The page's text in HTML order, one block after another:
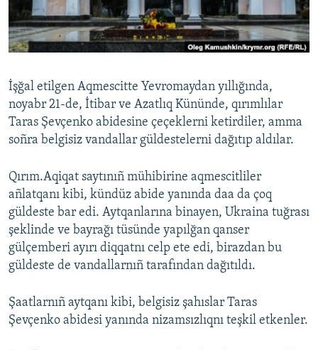
Русский
Українською
RFE/RS bütün saytları
İşğal etilgen Aqmescitte Yevromaydan yıllığında,
noyabr 21-de, İtibar ve Azatlıq Kününde, qırımlılar
Taras Şevçenko abidesine çeçeklerni ketirdiler, amma
soñra belgisiz vandallar güldestelerni dağıtıp aldılar.
Qırım.Aqiqat saytınıñ mühibirine aqmescitliler
añlatqanı kibi, kündüz abide yanında daa da çoq
güldeste bar edi. Aytqanlarına binayen, Ukraina tuğrası
şeklinde ve bayrağı tüsünde yapılğan qanser
gülçemberi ayırı diqqatnı celp ete edi, birazdan bu
güldeste de vandallarnıñ tarafından dağıtıldı.
Şaatlarnıñ aytqanı kibi, belgisiz şahıslar Taras
Şevçenko abidesi yanında nizamsızlıqnı teşkil etkenler.